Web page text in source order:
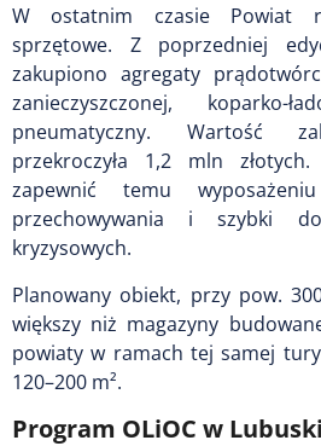
W ostatnim czasie Powiat
sprzętowe. Z poprzedniej
zakupiono agregaty
zanieczyszczonej, koparko-
pneumatyczny. Wartość
przekroczyła 1,2 mln
zapewnić temu
przechowywania i szybki
kryzysowych.
Planowany obiekt, przy pow.
większy niż magazyny
powiaty w ramach tej samej
120–200 m².
Program OLiOC w